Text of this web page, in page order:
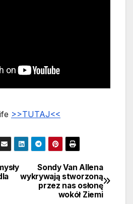
>>TUTAJ<<
Sondy Van Allena
wykrywają stworzoną
przez nas osłonę
wokół Ziemi